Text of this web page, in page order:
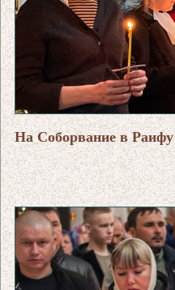
На Соборвание в Раифу